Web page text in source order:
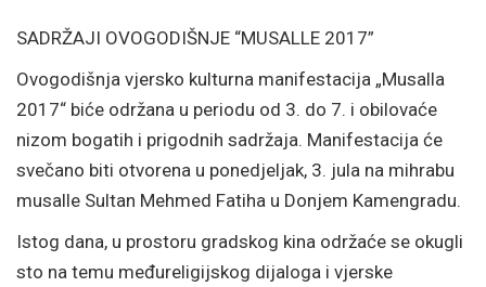
SADRŽAJI OVOGODIŠNJE “MUSALLE 2017”
Ovogodišnja vjersko kulturna manifestacija „Musalla
2017“ biće održana u periodu od 3. do 7. i obilovaće
nizom bogatih i prigodnih sadržaja. Manifestacija će
svečano biti otvorena u ponedjeljak, 3. jula na mihrabu
musalle Sultan Mehmed Fatiha u Donjem Kamengradu.
Istog dana, u prostoru gradskog kina održaće se okugli
sto na temu međureligijskog dijaloga i vjerske